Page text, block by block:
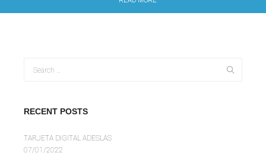
RECENT POSTS
TARJETA DIGITAL ADESLAS
07/01/2022